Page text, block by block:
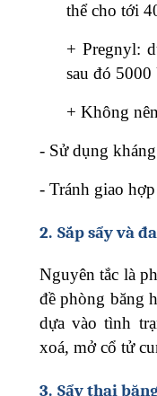
thể cho tới
+ Pregnyl:
sau đó
+ Không
- Sử dụng
- Tránh giao
2. Sắp sẩy và
Nguyên tắc là
đề phòng băng
dựa vào tình
xoá, mở cổ tử
3. Sẩy thai